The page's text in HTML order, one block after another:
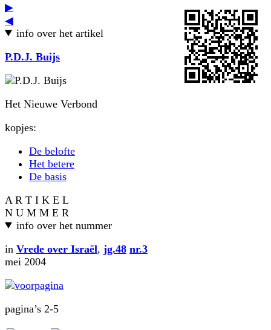
▶
◀
info over het artikel
P.D.J. Buijs
Het Nieuwe Verbond
kopjes:
De belofte
Het betere
De basis
A R T I K E L
N U M M E R
info over het nummer
in Vrede over Israël, jg.48 nr.3
mei 2004
pagina’s 2-5